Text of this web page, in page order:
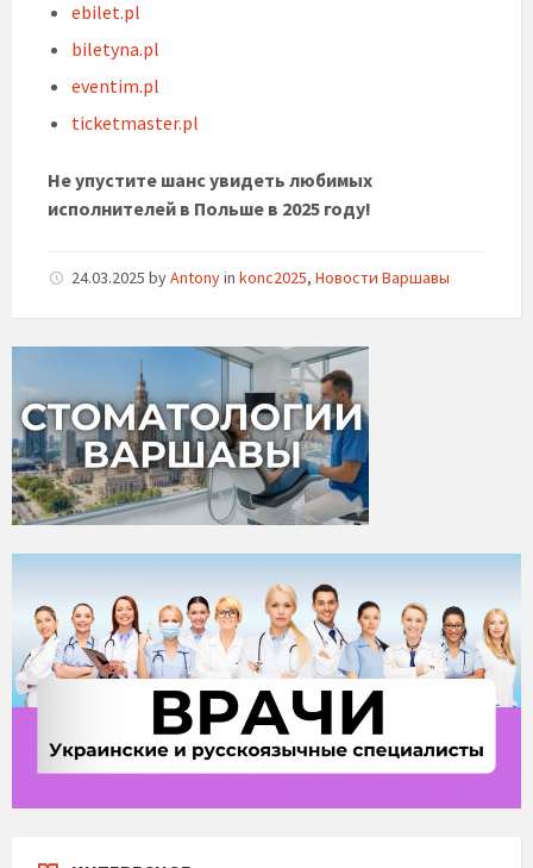
ebilet.pl
biletyna.pl
eventim.pl
ticketmaster.pl
Не упустите шанс увидеть любимых
исполнителей в Польше в 2025 году!
24.03.2025 byAntonyin konc2025, Новости Варшавы